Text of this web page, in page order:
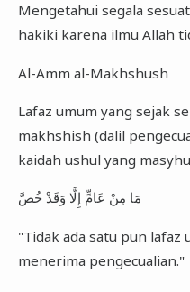
Mengetahui segala
hakiki karena ilmu Allah
Al-Amm al-Makhshush
Lafaz umum yang sejak
makhshish (dalil
kaidah ushul yang
مَا مِنْ عَامٍّ إِلَّا وَقَدْ خُصَّ
"Tidak ada satu pun lafaz
menerima pengecualian."